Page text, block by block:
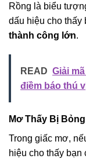
Rồng là biểu
dấu hiệu cho thấy
thành công lớn.
READ Giải
điềm báo thú
Mơ Thấy Bị
Trong giấc mơ,
hiệu cho thấy